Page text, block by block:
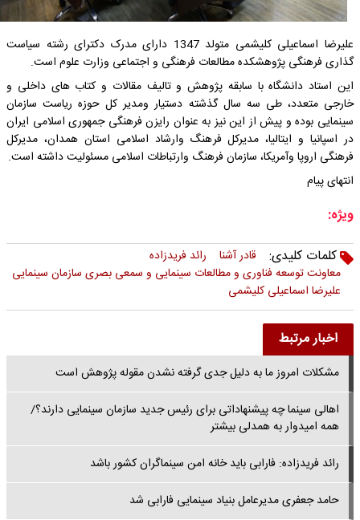
علیرضا اسماعیلی کلیشمی متولد 1347 دارای مدرک دکترای رشته سیاست
گذاری فرهنگی پژوهشکده مطالعات فرهنگی و اجتماعی وزارت علوم است.
این استاد دانشگاه با سابقه پژوهش و تالیف مقالات و کتاب های داخلی و
خارجی متعدد، طی سه سال گذشته دستیار ومدیر کل حوزه ریاست سازمان
سینمایی بوده و پیش از این نیز به عنوان رایزن فرهنگی جمهوری اسلامی ایران
در اسپانیا و ایتالیا، مدیرکل فرهنگ وارشاد اسلامی استان همدان، مدیرکل
فرهنگی اروپا وآمریکا، سازمان فرهنگ وارتباطات اسلامی مسئولیت داشته است.
انتهای پیام
ویژه:
کلمات کلیدی:
قادر آشنا
رائد فریدزاده
معاونت توسعه فناوری و مطالعات سینمایی و سمعی بصری سازمان سینمایی
علیرضا اسماعیلی کلیشمی
اخبار مرتبط
مشکلات امروز ما به دلیل جدی گرفته نشدن مقوله پژوهش است
اهالی سینما چه پیشنهاداتی برای رئیس جدید سازمان سینمایی دارند؟/
همه امیدوار به همدلی بیشتر
رائد فریدزاده: فارابی باید خانه امن سینماگران کشور باشد
حامد جعفری مدیرعامل بنیاد سینمایی فارابی شد